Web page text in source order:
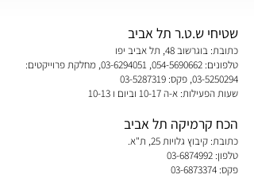
שטיחי ש.ט.ר תל אביב
כתובת: בוגרשוב 48, תל אביב יפו
טלפונים: 054-5690662
,
03-6294051, מחלקת פרוייקטים:
03-5250294, פקס: 03-5287319
שעות הפעילות: א-ה 10-17 וביום ו 10-13
הכח קרמיקה תל אביב
כתובת: קיבוץ גלויות 25, ת"א.
טלפון: 03-6874992
פקס: 03-6873374